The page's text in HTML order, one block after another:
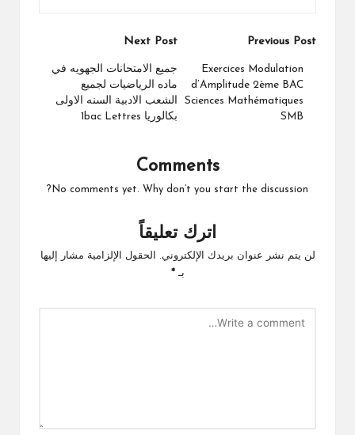
Post
navigation
Previous Post
Exercices Modulation
d’Amplitude 2ème BAC
Sciences Mathématiques
SMB
Next Post
جميع الامتحانات الجهويه في
ماده الرياضيات لجميع
الشعب الادبية السنه الاولى
بكالوريا 1bac Lettres
Comments
No comments yet. Why don’t you start the discussion?
اترك تعليقاً
لن يتم نشر عنوان بريدك الإلكتروني.
الحقول الإلزامية مشار إليها
بـ*